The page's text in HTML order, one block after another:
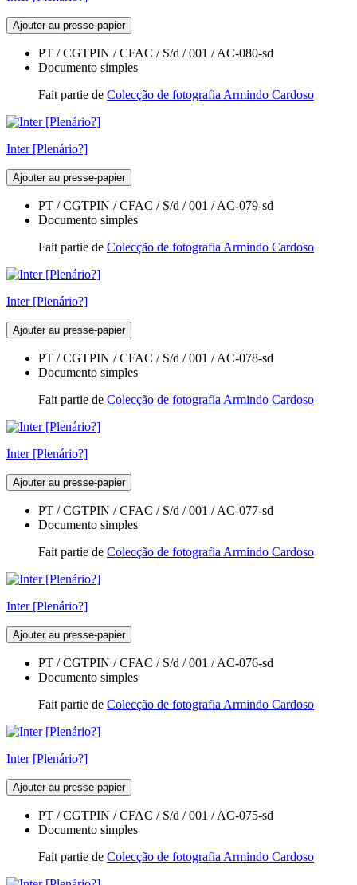
Ajouter au presse-papier
PT / CGTPIN / CFAC / S/d / 001 / AC-080-sd
Documento simples
Fait partie de Colecção de fotografia Armindo Cardoso
Inter [Plenário?]
Ajouter au presse-papier
PT / CGTPIN / CFAC / S/d / 001 / AC-079-sd
Documento simples
Fait partie de Colecção de fotografia Armindo Cardoso
Inter [Plenário?]
Ajouter au presse-papier
PT / CGTPIN / CFAC / S/d / 001 / AC-078-sd
Documento simples
Fait partie de Colecção de fotografia Armindo Cardoso
Inter [Plenário?]
Ajouter au presse-papier
PT / CGTPIN / CFAC / S/d / 001 / AC-077-sd
Documento simples
Fait partie de Colecção de fotografia Armindo Cardoso
Inter [Plenário?]
Ajouter au presse-papier
PT / CGTPIN / CFAC / S/d / 001 / AC-076-sd
Documento simples
Fait partie de Colecção de fotografia Armindo Cardoso
Inter [Plenário?]
Ajouter au presse-papier
PT / CGTPIN / CFAC / S/d / 001 / AC-075-sd
Documento simples
Fait partie de Colecção de fotografia Armindo Cardoso